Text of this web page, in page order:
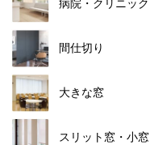
病院・クリニック
間仕切り
大きな窓
スリット窓・小窓